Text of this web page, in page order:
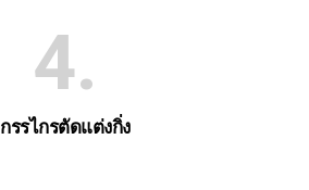
4
กรรไกรตัดแต่งกิ่ง